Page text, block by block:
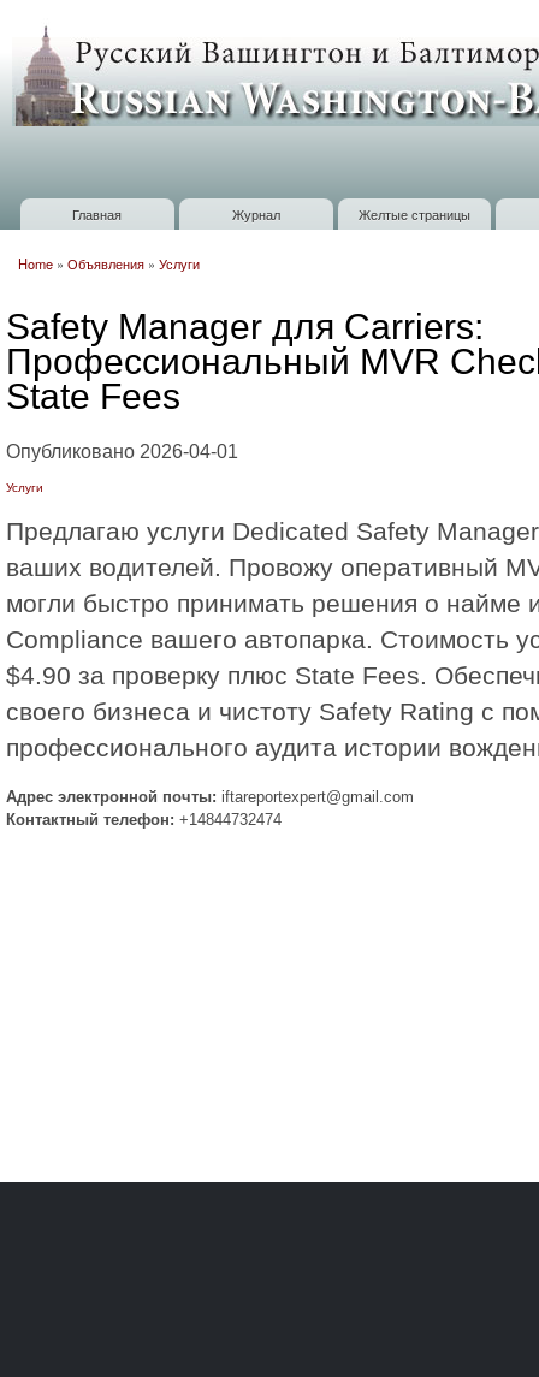
Russian
Washington
Baltimore
Главное меню
Главная Журнал Желтые страницы
Home » Объявления » Услуги
Safety Manager для Carriers:
Профессиональный MVR
State Fees
Опубликовано 2026-04-01
Услуги
Предлагаю услуги Dedicated Safety
ваших водителей. Провожу оперативный
могли быстро принимать решения о найме
Compliance вашего автопарка. Стоимость
$4.90 за проверку плюс State Fees.
своего бизнеса и чистоту Safety Rating с
профессионального аудита истории
Адрес электронной почты: iftareportexpert@gmail.com
Контактный телефон: +14844732474